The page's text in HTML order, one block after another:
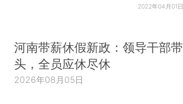
2022年04月01日
河南带薪休假新政：领导干部带
头，全员应休尽休
2026年08月05日